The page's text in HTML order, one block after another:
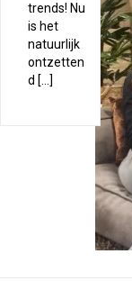
trends! Nu
is het
natuurlijk
ontzetten
d […]